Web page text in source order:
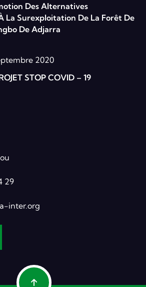
Des Alternatives
La Surexploitation De La Forêt De
De Adjarra
2020
STOP COVID – 19
29
inter.org